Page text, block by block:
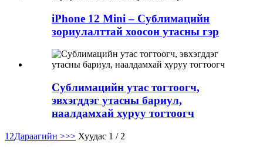
iPhone 12 Mini – Сублимацийн
зориулалттай хоосон утасны гэр
Сублимацийн утас тогтоогч,
эвхэгддэг утасны бариул,
наалдамхай хуруу тогтоогч
1 2Дараагийн >>> Хуудас 1 / 2